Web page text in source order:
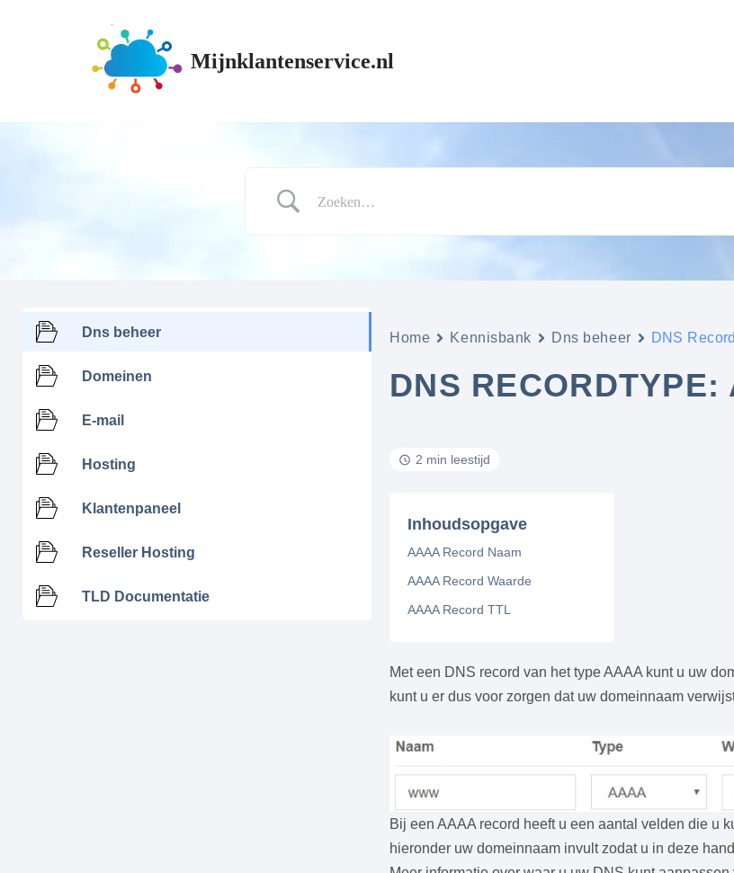
inhoud
Mijnklantenservice.nl
Dns beheer
Domeinen
E-mail
Hosting
Klantenpaneel
Reseller Hosting
TLD Documentatie
Home Kennisbank Dns beheer DNS
DNS RECORDTYPE:
2 min leestijd
Inhoudsopgave
AAAA Record Naam
AAAA Record Waarde
AAAA Record TTL
Met een DNS record van het type AAAA kunt u uw
kunt u er dus voor zorgen dat uw domeinnaam
Bij een AAAA record heeft u een aantal velden die u
hieronder uw domeinnaam invult zodat u in deze